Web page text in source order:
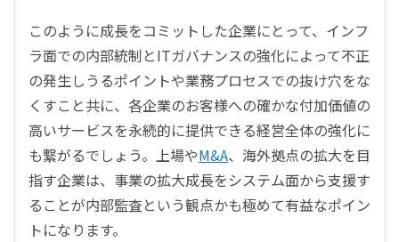
このように成長をコミットした企業にとって、インフ
ラ面での内部統制とITガバナンスの強化によって不正
の発生しうるポイントや業務プロセスでの抜け穴をな
くすこと共に、各企業のお客様への確かな付加価値の
高いサービスを永続的に提供できる経営全体の強化に
も繋がるでしょう。上場やM&A、海外拠点の拡大を目
指す企業は、事業の拡大成長をシステム面から支援す
ることが内部監査という観点かも極めて有益なポイン
トになります。